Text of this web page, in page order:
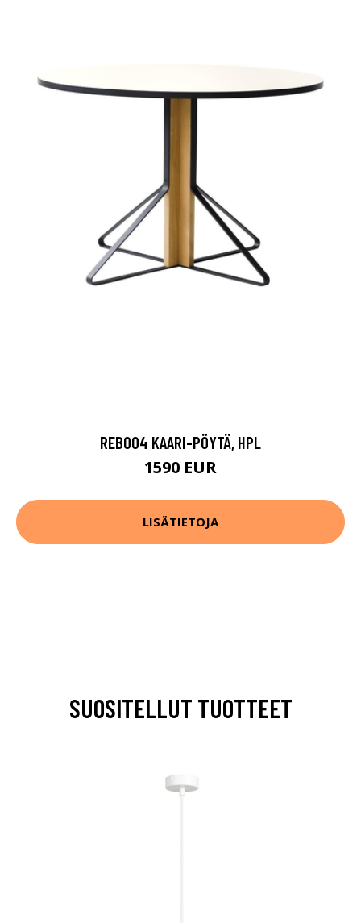
REB004 KAARI-PÖYTÄ, HPL
1590 EUR
LISÄTIETOJA
SUOSITELLUT TUOTTEET